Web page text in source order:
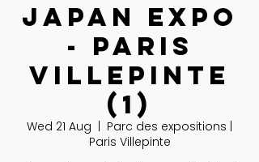
Japan Expo
- Paris
Villepinte
(1)
Wed 21 Aug
Parc des expositions |
Paris Villepinte